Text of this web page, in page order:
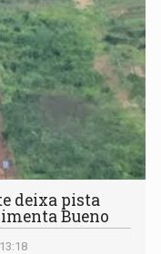
deixa pista
Bueno